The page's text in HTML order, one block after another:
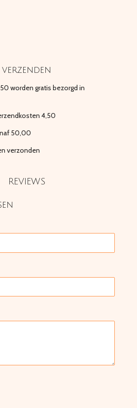
verzenden
worden gratis bezorgd in
4,50
50,00
verzonden
REVIEWS